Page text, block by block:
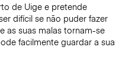
de Uige e pretende
difícil se não puder fazer
as suas malas tornam-se
facilmente guardar a sua